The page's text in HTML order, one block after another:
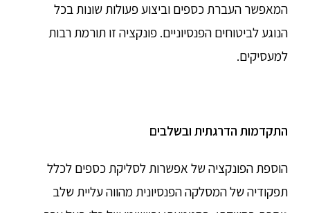
המאפשר העברת כספים וביצוע פעולות שונות בכל
הנוגע לביטוחים הפנסיוניים. פונקציה זו תורמת רבות
למעסיקים.
התקדמות הדרגתית ובשלבים
הוספת הפונקציה של אפשרות לסליקת כספים לכלל
תפקודיה של המסלקה הפנסיונית מהווה עליית שלב